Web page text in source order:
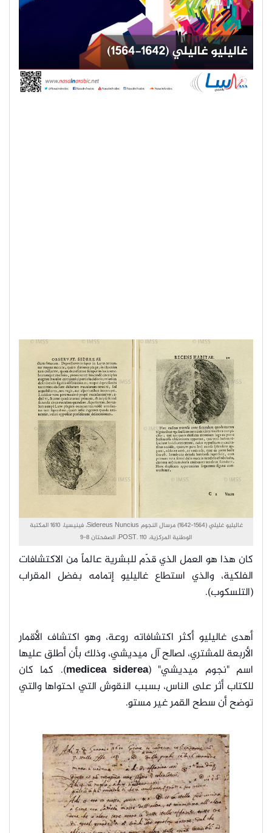
غاليليو غليلي (1564-1642) مرسال النجوم Sidereus Nuncius، فينيسيا، 1610 المكتبة
الوطنية المركزية، POST. 110، الصفحتان 8-9
كان هذا هو العمل الذي قدّم للبشرية عالماً من الاكتشافات
الفلكية، والذي استطاع غاليليو إتمامه بفضل المقراب
(التلسكوب).
أهدى غاليليو أكثر اكتشافاته روعة، وهو اكتشاف الأقمار
الأربعة للمشتري، لصالح آل ميديشي، وذلك بأن أطلق عليها
اسم "نجوم ميديشي" (medicea siderea). كما كان
للكتاب أثر على الناس، بسبب النقوش التي احتواها والتي
توضح أن سطح القمر غير مستوٍ.